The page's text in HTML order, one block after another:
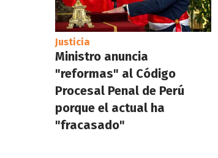
Justicia
Ministro anuncia
"reformas" al Código
Procesal Penal de Perú
porque el actual ha
"fracasado"